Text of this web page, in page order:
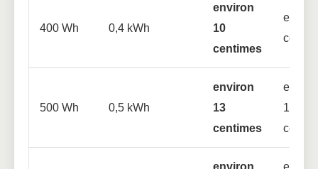
400 Wh 0,4 kWh
environ
10
centimes
500 Wh 0,5 kWh
environ
13
centimes
10
environ